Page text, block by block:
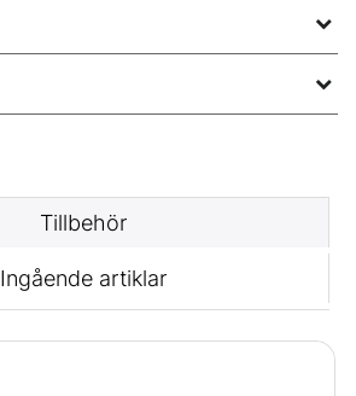
Tillbehör
Ingående artiklar